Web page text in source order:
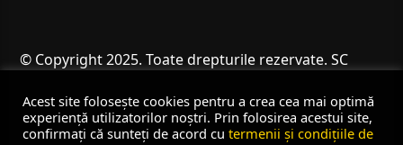
© Copyright 2025. Toate drepturile rezervate. SC
Acest site folosește cookies pentru a crea cea mai optimă
experiență utilizatorilor noștri. Prin folosirea acestui site,
confirmați că sunteți de acord cu termenii și condițiile de